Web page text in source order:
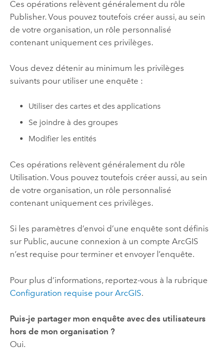
Ces opérations relèvent généralement du rôle
Publisher. Vous pouvez toutefois créer aussi, au sein
de votre organisation, un rôle personnalisé
contenant uniquement ces privilèges.
Vous devez détenir au minimum les privilèges
suivants pour utiliser une enquête :
Utiliser des cartes et des applications
Se joindre à des groupes
Modifier les entités
Ces opérations relèvent généralement du rôle
Utilisation. Vous pouvez toutefois créer aussi, au sein
de votre organisation, un rôle personnalisé
contenant uniquement ces privilèges.
Si les paramètres d’envoi d’une enquête sont définis
sur Public, aucune connexion à un compte ArcGIS
n’est requise pour terminer et envoyer l’enquête.
Pour plus d’informations, reportez-vous à la rubrique
Configuration requise pour ArcGIS.
Puis-je partager mon enquête avec des utilisateurs
hors de mon organisation ?
Oui.